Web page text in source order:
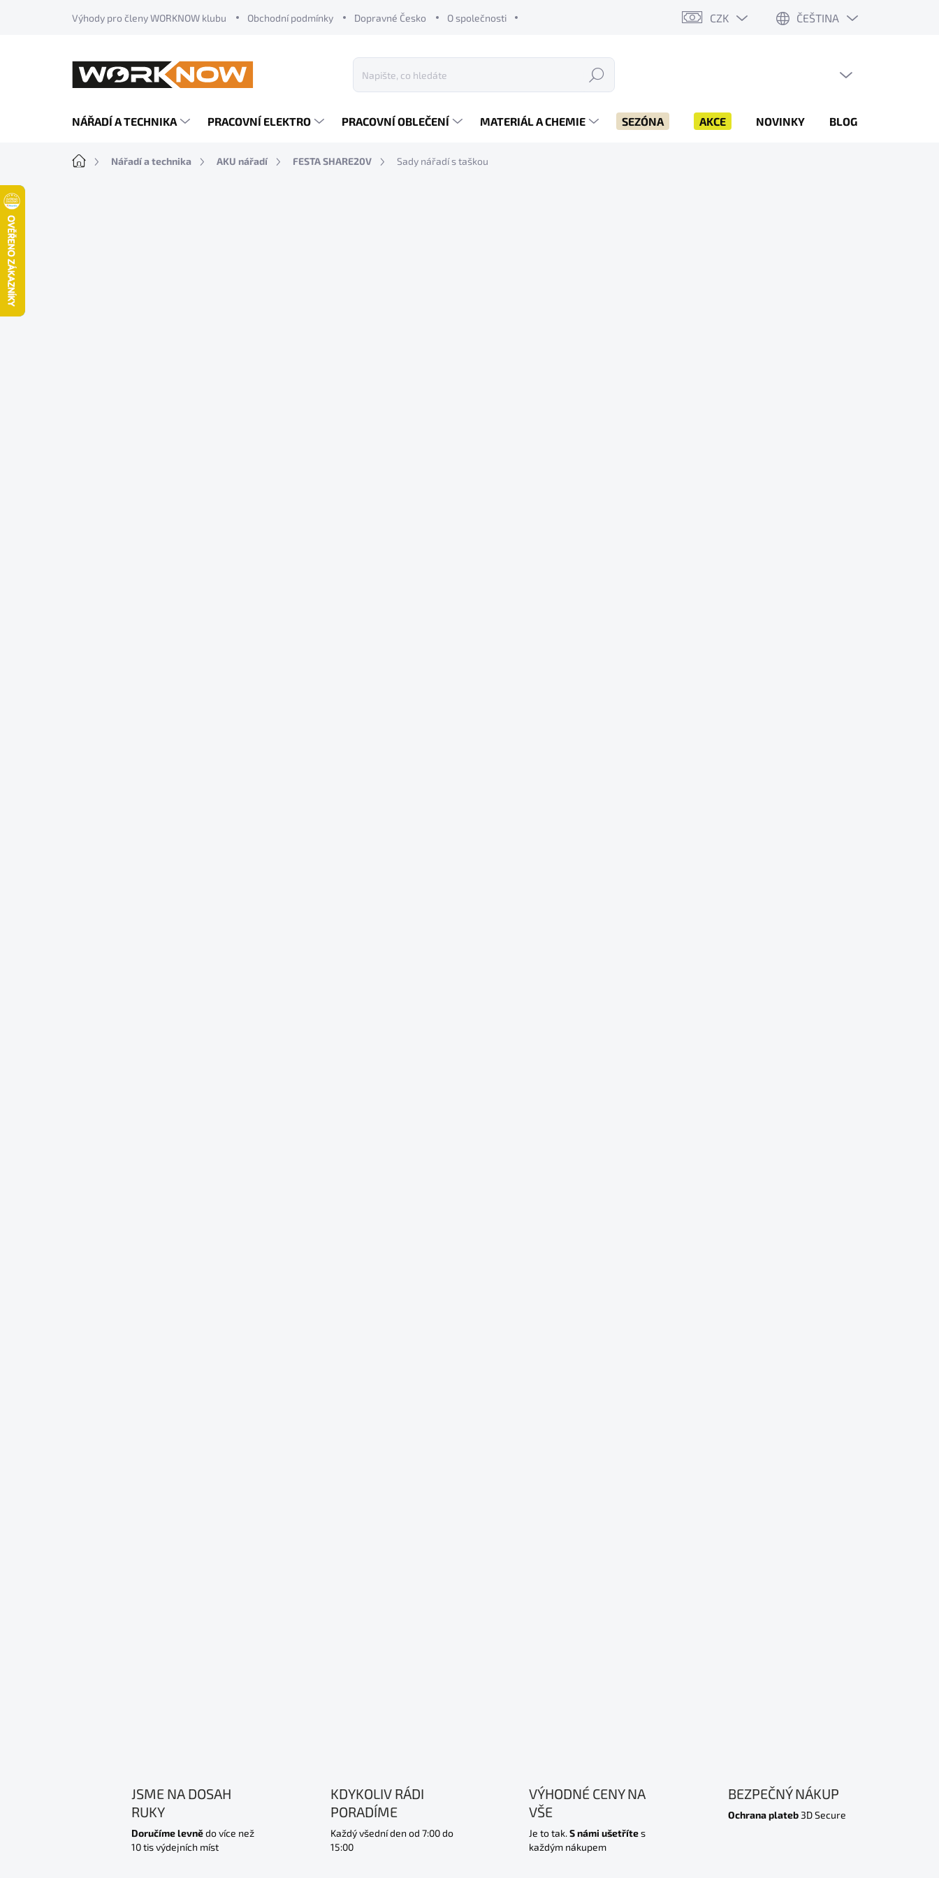
Výhody pro členy WORKNOW klubu Obchodní podmínky Dopravné Česko O společnosti CZK ČEŠTINA
Hledat
NÁŘADÍ A TECHNIKA PRACOVNÍ ELEKTRO PRACOVNÍ OBLEČENÍ MATERIÁL A CHEMIE SEZÓNA AKCE NOVINKY BLOG
Domů Nářadí a technika AKU nářadí FESTA SHARE20V Sady nářadí s taškou
JSME NA DOSAH
RUKY
Doručíme levnědo více než
10 tis výdejních míst
KDYKOLIV RÁDI
PORADÍME
Každý všední den od 7:00 do
15:00
VÝHODNÉ CENY NA
VŠE
Je to tak.S námi ušetřítes
každým nákupem
BEZPEČNÝ NÁKUP
Ochrana plateb3D Secure